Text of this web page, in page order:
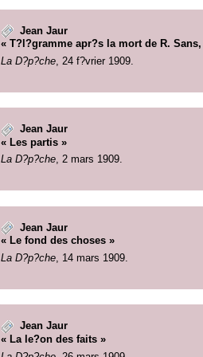
Jean Jaur
« T?l?gramme apr?s la mort de R.
La D?p?che, 24 f?vrier 1909.
Jean Jaur
« Les partis »
La D?p?che, 2 mars 1909.
Jean Jaur
« Le fond des choses »
La D?p?che, 14 mars 1909.
Jean Jaur
« La le?on des faits »